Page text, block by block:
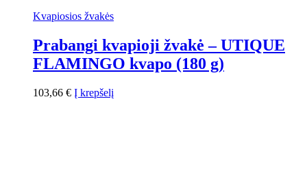
Kvapiosios žvakės
Prabangi kvapioji žvakė – UTIQUE
FLAMINGO kvapo (180 g)
103,66 € Į krepšelį